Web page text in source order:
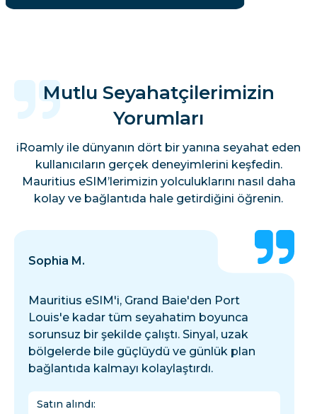
Mutlu Seyahatçilerimizin
Yorumları
iRoamly ile dünyanın dört bir yanına seyahat eden
kullanıcıların gerçek deneyimlerini keşfedin.
Mauritius eSIM’lerimizin yolculuklarını nasıl daha
kolay ve bağlantıda hale getirdiğini öğrenin.
Sophia M.
Mauritius eSIM'i, Grand Baie'den Port
Louis'e kadar tüm seyahatim boyunca
sorunsuz bir şekilde çalıştı. Sinyal, uzak
bölgelerde bile güçlüydü ve günlük plan
bağlantıda kalmayı kolaylaştırdı.
Satın alındı: